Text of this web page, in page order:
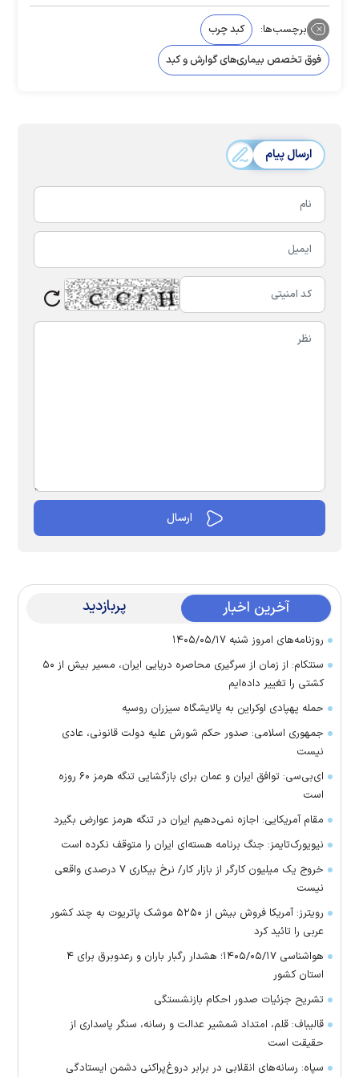
برچسب‌ها:
کبد چرب
فوق تخصص بیماری‌های گوارش و کبد
ارسال پیام
آخرین اخبار پربازدید
روزنامه‌های امروز شنبه ۱۴۰۵/۰۵/۱۷
سنتکام: از زمان از سرگیری محاصره دریایی ایران، مسیر بیش از ۵۰
کشتی را تغییر داده‌ایم
حمله پهپادی اوکراین به پالایشگاه سیزران روسیه
جمهوری اسلامی: صدور حکم شورش علیه دولت قانونی، عادی
نیست
ای‌بی‌سی: توافق ایران و عمان برای بازگشایی تنگه هرمز ۶۰ روزه
است
مقام آمریکایی: اجازه نمی‌دهیم ایران در تنگه هرمز عوارض بگیرد
نیویورک‌تایمز: جنگ برنامه هسته‌ای ایران را متوقف نکرده است
خروج یک میلیون کارگر از بازار کار/ نرخ بیکاری ۷ درصدی واقعی
نیست
رویترز: آمریکا فروش بیش از ۵۲۵۰ موشک پاتریوت به چند کشور
عربی را تائید کرد
هواشناسی ۱۴۰۵/۰۵/۱۷؛ هشدار رگبار باران و رعدوبرق برای ۴
استان کشور
تشریح جزئیات صدور احکام بازنشستگی
قالیباف: قلم، امتداد شمشیر عدالت و رسانه، سنگر پاسداری از
حقیقت است
سپاه: رسانه‌های انقلابی در برابر دروغ‌پراکنی دشمن ایستادگی